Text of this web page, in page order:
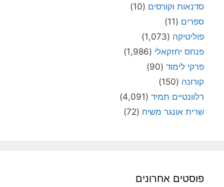
סדנאות וקורסים (10)
ספרים (11)
פוליטיקה (1,073)
פנחס יחזקאלי (1,986)
פרקי לימוד (90)
קורונה (150)
רלוונטיים תמיד (4,091)
שרית אונגר משיח (72)
פוסטים אחרונים